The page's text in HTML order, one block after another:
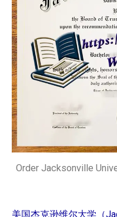
Order Jacksonville
美国杰克逊维尔大学（